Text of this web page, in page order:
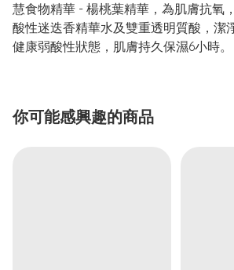
慧食物精華 - 楊桃葉精華，為肌膚抗氧
酸性迷迭香精華水及雙重透明質酸，潔
健康弱酸性狀態，肌膚持久保濕6小時。
你可能感興趣的商品